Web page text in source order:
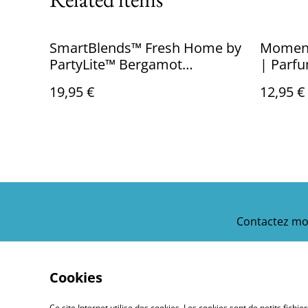
SmartBlends™ Fresh Home by
PartyLite™ Bergamot
19,95 €
|
12,95 €
Contactez
Cookies